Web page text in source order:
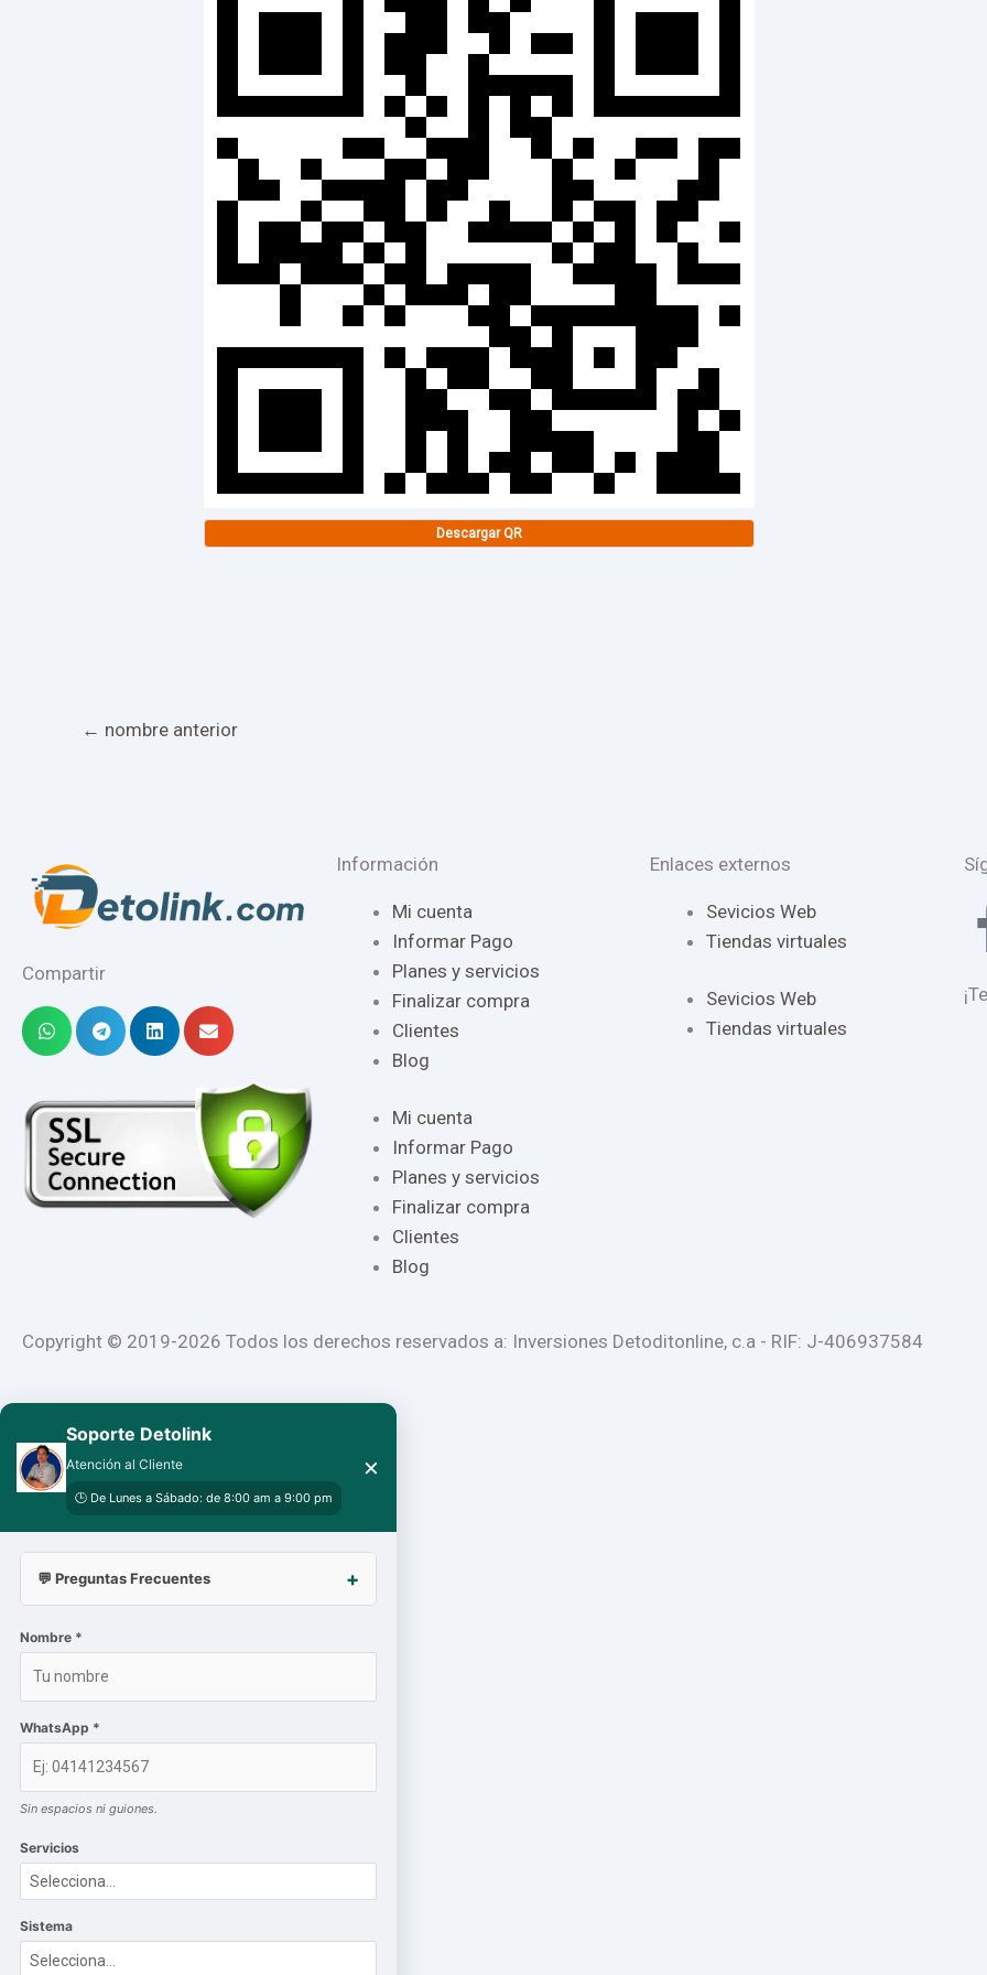
Descargar QR
← nombre anterior
Compartir
Información
Mi cuenta
Informar Pago
Planes y servicios
Finalizar compra
Clientes
Blog
Mi cuenta
Informar Pago
Planes y servicios
Finalizar compra
Clientes
Blog
Enlaces externos
Sevicios Web
Tiendas virtuales
Sevicios Web
Tiendas virtuales
Copyright © 2019-2026 Todos los derechos reservados a: Inversiones Detoditonline, c.a - RIF: J-406937584
Soporte Detolink
Atención al Cliente
🕒 De Lunes a Sábado: de 8:00 am a 9:00 pm
×
💬 Preguntas Frecuentes
Nombre *
WhatsApp *
Sin espacios ni guiones.
Servicios
Sistema